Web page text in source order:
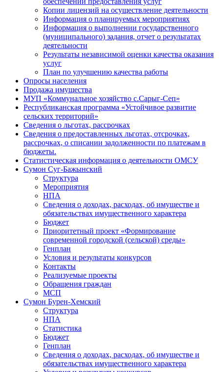
Копии лицензий на осуществление деятельности
Информация о планируемых мероприятиях
Информация о выполнении государственного
(муниципального) задания, отчет о результатах
деятельности
Результаты независимой оценки качества оказания
услуг
План по улучшению качества работы
Опросы населения
Продажа имущества
МУП «Коммунальное хозяйство с.Сарыг-Сеп»
Республиканская программа «Устойчивое развитие
сельских территорий»
Сведения о льготах, рассрочках
Сведения о предоставленных льготах, отсрочках,
рассрочках, о списании задолженности по платежам в
бюджеты.
Статистическая информация о деятельности ОМСУ
Сумон Суг-Бажынский
Структура
Мероприятия
НПА
Сведения о доходах, расходах, об имуществе и
обязательствах имущественного характера
Бюджет
Приоритетный проект «Формирование
современной городской (сельской) среды»
Генплан
Условия и результаты конкурсов
Контакты
Реализуемые проекты
Обращения граждан
МСП
Сумон Бурен-Хемский
Структура
НПА
Статистика
Бюджет
Генплан
Сведения о доходах, расходах, об имуществе и
обязательствах имущественного характера